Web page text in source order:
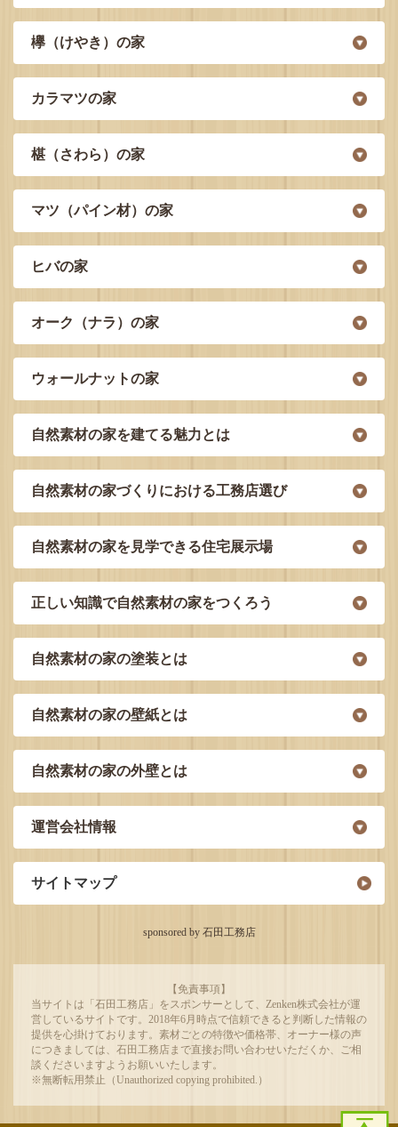
欅（けやき）の家
カラマツの家
椹（さわら）の家
マツ（パイン材）の家
ヒバの家
オーク（ナラ）の家
ウォールナットの家
自然素材の家を建てる魅力とは
自然素材の家づくりにおける工務店選び
自然素材の家を見学できる住宅展示場
正しい知識で自然素材の家をつくろう
自然素材の家の塗装とは
自然素材の家の壁紙とは
自然素材の家の外壁とは
運営会社情報
サイトマップ
sponsored by 石田工務店
【免責事項】
当サイトは「石田工務店」をスポンサーとして、Zenken株式会社が運
営しているサイトです。2018年6月時点で信頼できると判断した情報の
提供を心掛けております。素材ごとの特徴や価格帯、オーナー様の声
につきましては、石田工務店まで直接お問い合わせいただくか、ご相
談くださいますようお願いいたします。
※無断転用禁止（Unauthorized copying prohibited.）